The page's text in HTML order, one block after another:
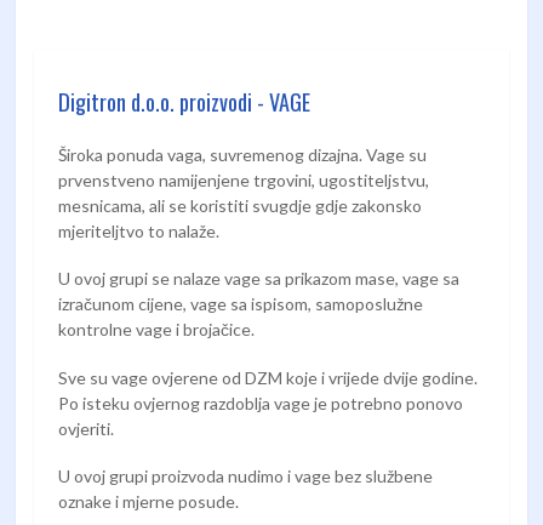
Digitron d.o.o. proizvodi - VAGE
Široka ponuda vaga, suvremenog dizajna. Vage su
prvenstveno namijenjene trgovini, ugostiteljstvu,
mesnicama, ali se koristiti svugdje gdje zakonsko
mjeriteljtvo to nalaže.
U ovoj grupi se nalaze vage sa prikazom mase, vage sa
izračunom cijene, vage sa ispisom, samoposlužne
kontrolne vage i brojačice.
Sve su vage ovjerene od DZM koje i vrijede dvije godine.
Po isteku ovjernog razdoblja vage je potrebno ponovo
ovjeriti.
U ovoj grupi proizvoda nudimo i vage bez službene
oznake i mjerne posude.